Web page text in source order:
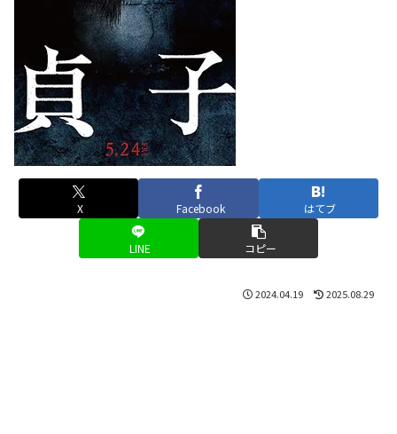
X Facebook はてブ
LINE コピー
2024.04.19 2025.08.29